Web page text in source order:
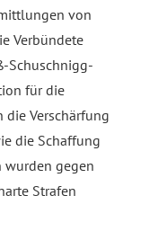
von
Verbündete
Schuschnigg-
für die
Verschärfung
die Schaffung
wurden gegen
Strafen